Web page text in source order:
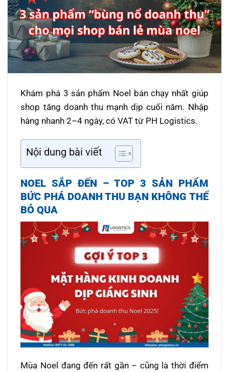
Khám phá 3 sản phẩm Noel bán chạy nhất giúp
shop tăng doanh thu mạnh dịp cuối năm. Nhập
hàng nhanh 2–4 ngày, có VAT từ PH Logistics.
Nội dung bài viết
NOEL SẮP ĐẾN – TOP 3 SẢN PHẨM
BỨC PHÁ DOANH THU BẠN KHÔNG THỂ
BỎ QUA
Mùa Noel đang đến rất gần – cũng là thời điểm